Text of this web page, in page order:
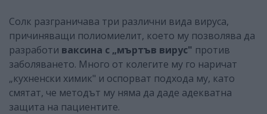
Солк разграничава три различни вида вируса,
причиняващи полиомиелит, което му позволява да
разработи ваксина с „мъртъв вирус" против
заболяването. Много от колегите му го наричат
„кухненски химик" и оспорват подхода му, като
смятат, че методът му няма да даде адекватна
защита на пациентите.